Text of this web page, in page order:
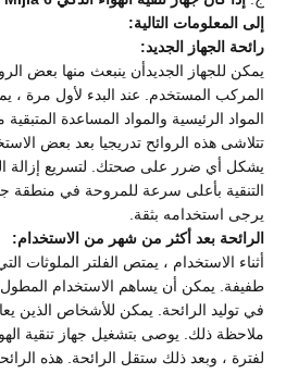
إلى المعلومات التالية:
رائحة الجهاز الجديد:
يمكن للجهاز الجديدأن ينبعث منها بعض
المركب المستخدم. عند البدء لأول مرة ،
المواد الرئيسية والمواد المساعدة
تتلاشى هذه الروائح تدريجيا بعد بعض
يشكل أي ضرر على صحتك. لتسريع إزالة
التنقية بأعلى سرعة للمروحة في منطقة
يرجى استخدامه بثقة.
الرائحة بعد أكثر من شهر من الاستخدام:
أثناء الاستخدام ، يمتص الفلتر الملوثات
طفيفة. يمكن أن يساهم الاستخدام المطول
في توليد الرائحة. يمكن للأشخاص الذين
ملاحظة ذلك. يوصى بتشغيل جهاز تنقية
لفترة ، وبعد ذلك ستقل الرائحة. هذه